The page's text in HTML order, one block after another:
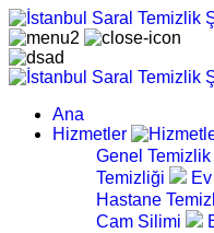
Ana
Hizmetler
Genel Temizlik
Temizliği
Hastane
Cam Silimi